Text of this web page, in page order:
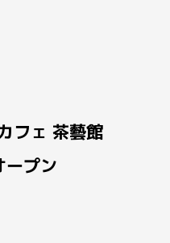
フェ 茶藝館
ープン